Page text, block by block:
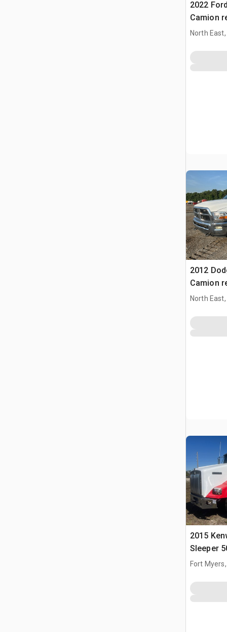
2022
Camion
North East,
2012
Camion
North East,
2015
Sleeper
Fort Myers,